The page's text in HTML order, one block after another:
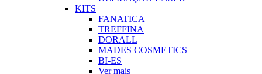
KITS
FANATICA
TREFFINA
DORALL
MADES COSMETICS
BI-ES
Ver mais